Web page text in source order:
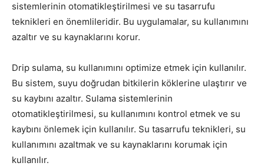
sistemlerinin otomatikleştirilmesi ve su tasarrufu
teknikleri en önemlileridir. Bu uygulamalar, su kullanımını
azaltır ve su kaynaklarını korur.
Drip sulama, su kullanımını optimize etmek için kullanılır.
Bu sistem, suyu doğrudan bitkilerin köklerine ulaştırır ve
su kaybını azaltır. Sulama sistemlerinin
otomatikleştirilmesi, su kullanımını kontrol etmek ve su
kaybını önlemek için kullanılır. Su tasarrufu teknikleri, su
kullanımını azaltmak ve su kaynaklarını korumak için
kullanılır.